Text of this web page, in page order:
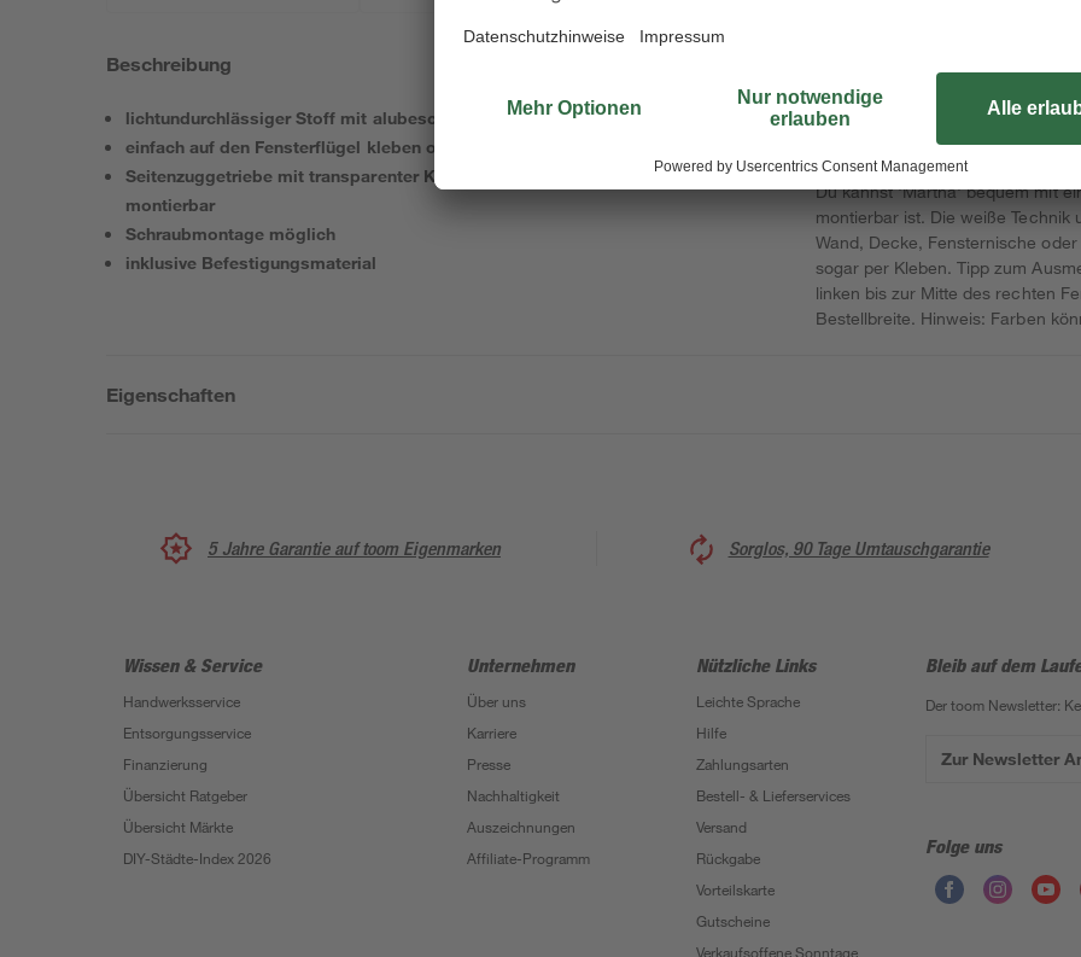
Beschreibung
lichtundurchlässiger Stoff mit alubeschichteter Rückseite
einfach auf den Fensterflügel kleben oder klemmen
Seitenzuggetriebe mit transparenter Kugelkette, wahlweise rechts oder links
montierbar
Schraubmontage möglich
inklusive Befestigungsmaterial
Martha' aus der Schöner
lichtundurchlässige Stoff mit
Sommer Hitze draußen zu halten
Du kannst 'Martha' bequem mit
montierbar ist. Die weiße Technik
Wand, Decke, Fensternische
sogar per Kleben. Tipp zum
linken bis zur Mitte des rechten
Bestellbreite. Hinweis: Farben
Eigenschaften
5 Jahre Garantie auf toom Eigenmarken Sorglos, 90 Tage Umtauschgarantie
Wissen & Service
Handwerksservice
Entsorgungsservice
Finanzierung
Übersicht Ratgeber
Übersicht Märkte
DIY-Städte-Index 2026
Unternehmen
Über uns
Karriere
Presse
Nachhaltigkeit
Auszeichnungen
Affiliate-Programm
Nützliche Links
Leichte Sprache
Hilfe
Zahlungsarten
Bestell- & Lieferservices
Versand
Rückgabe
Vorteilskarte
Gutscheine
Verkaufsoffene Sonntage
Bleib auf dem
Der toom Newsletter:
Zur Newsletter
Folge uns